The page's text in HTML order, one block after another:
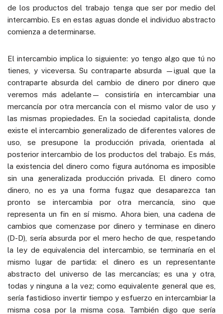
de los productos del trabajo tenga que ser por medio del
intercambio. Es en estas aguas donde el individuo abstracto
comienza a determinarse.
El intercambio implica lo siguiente: yo tengo algo que tú no
tienes, y viceversa. Su contraparte absurda —igual que la
contraparte absurda del cambio de dinero por dinero que
veremos más adelante— consistiría en intercambiar una
mercancía por otra mercancía con el mismo valor de uso y
las mismas propiedades. En la sociedad capitalista, donde
existe el intercambio generalizado de diferentes valores de
uso, se presupone la producción privada, orientada al
posterior intercambio de los productos del trabajo. Es más,
la existencia del dinero como figura autónoma es imposible
sin una generalizada producción privada. El dinero como
dinero, no es ya una forma fugaz que desaparezca tan
pronto se intercambia por otra mercancía, sino que
representa un fin en sí mismo. Ahora bien, una cadena de
cambios que comenzase por dinero y terminase en dinero
(D-D), sería absurda por el mero hecho de que, respetando
la ley de equivalencia del intercambio, se terminaría en el
mismo lugar de partida: el dinero es un representante
abstracto del universo de las mercancías; es una y otra,
todas y ninguna a la vez; como equivalente general que es,
sería fastidioso invertir tiempo y esfuerzo en intercambiar la
misma cosa por la misma cosa. También digo que sería